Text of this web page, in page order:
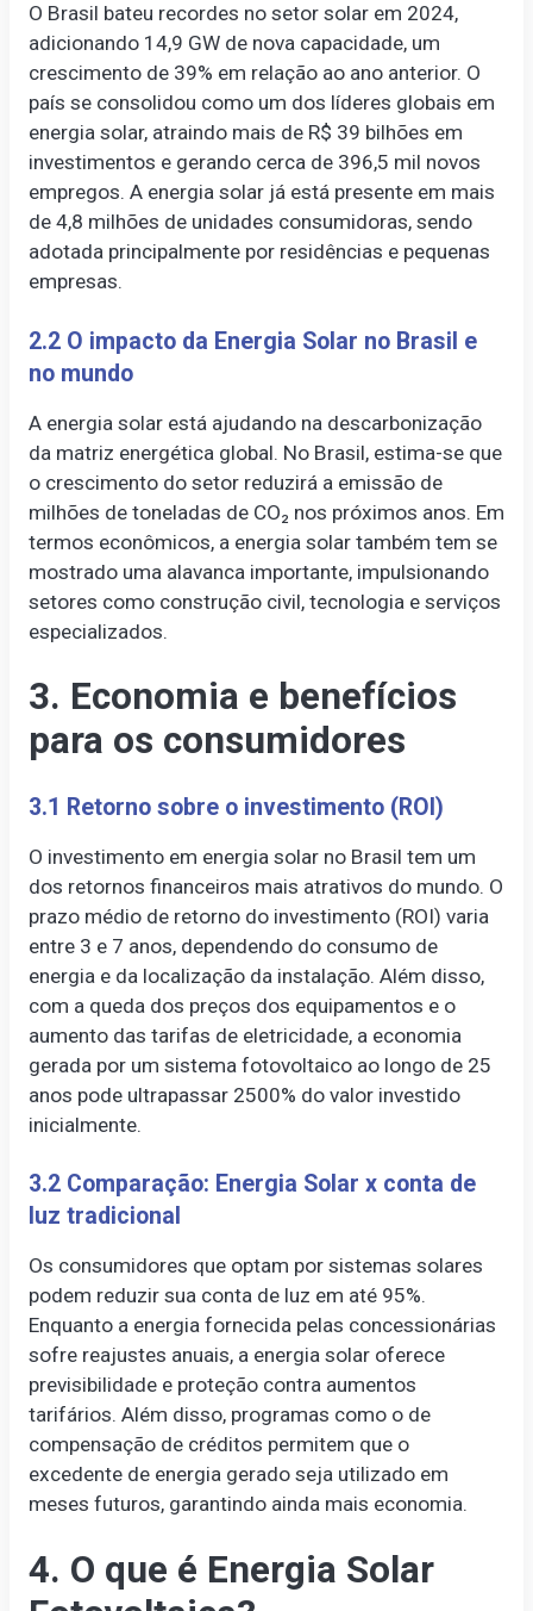
O Brasil bateu recordes no setor solar em 2024,
adicionando 14,9 GW de nova capacidade, um
crescimento de 39% em relação ao ano anterior. O
país se consolidou como um dos líderes globais em
energia solar, atraindo mais de R$ 39 bilhões em
investimentos e gerando cerca de 396,5 mil novos
empregos. A energia solar já está presente em mais
de 4,8 milhões de unidades consumidoras, sendo
adotada principalmente por residências e pequenas
empresas.
2.2 O impacto da Energia Solar no Brasil e
no mundo
A energia solar está ajudando na descarbonização
da matriz energética global. No Brasil, estima-se que
o crescimento do setor reduzirá a emissão de
milhões de toneladas de CO₂ nos próximos anos. Em
termos econômicos, a energia solar também tem se
mostrado uma alavanca importante, impulsionando
setores como construção civil, tecnologia e serviços
especializados.
3. Economia e benefícios
para os consumidores
3.1 Retorno sobre o investimento (ROI)
O investimento em energia solar no Brasil tem um
dos retornos financeiros mais atrativos do mundo. O
prazo médio de retorno do investimento (ROI) varia
entre 3 e 7 anos, dependendo do consumo de
energia e da localização da instalação. Além disso,
com a queda dos preços dos equipamentos e o
aumento das tarifas de eletricidade, a economia
gerada por um sistema fotovoltaico ao longo de 25
anos pode ultrapassar 2500% do valor investido
inicialmente.
3.2 Comparação: Energia Solar x conta de
luz tradicional
Os consumidores que optam por sistemas solares
podem reduzir sua conta de luz em até 95%.
Enquanto a energia fornecida pelas concessionárias
sofre reajustes anuais, a energia solar oferece
previsibilidade e proteção contra aumentos
tarifários. Além disso, programas como o de
compensação de créditos permitem que o
excedente de energia gerado seja utilizado em
meses futuros, garantindo ainda mais economia.
4. O que é Energia Solar